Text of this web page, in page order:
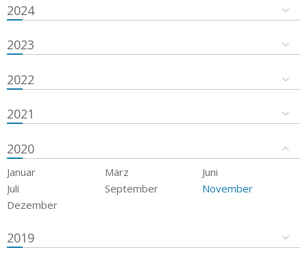
2024
2023
2022
2021
2020
Januar März
Juni
Juli
September
November
Dezember
2019